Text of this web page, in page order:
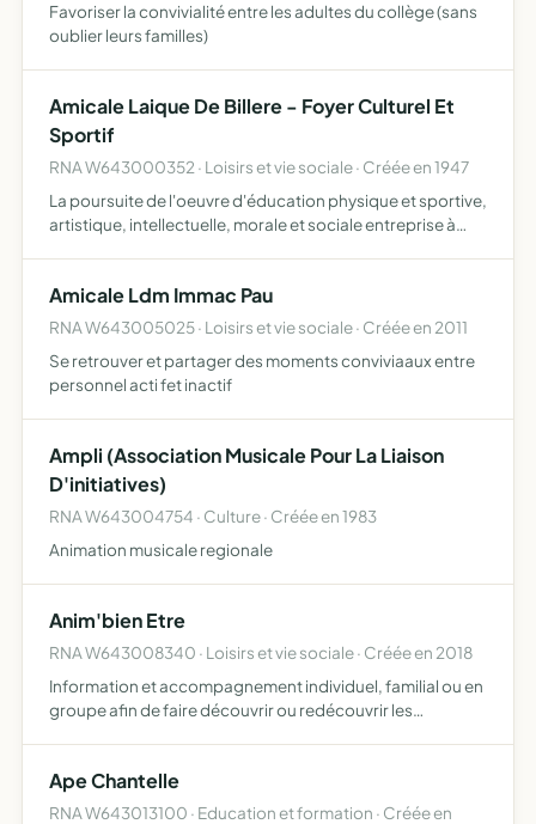
Favoriser la convivialité entre les adultes du collège (sans
oublier leurs familles)
Amicale Laique De Billere - Foyer Culturel Et
Sportif
RNA W643000352 · Loisirs et vie sociale · Créée en 1947
La poursuite de l'oeuvre d'éducation physique et sportive,
artistique, intellectuelle, morale et sociale entreprise à
Amicale Ldm Immac Pau
RNA W643005025 · Loisirs et vie sociale · Créée en 2011
Se retrouver et partager des moments conviviaaux entre
personnel acti fet inactif
Ampli (Association Musicale Pour La Liaison
D'initiatives)
RNA W643004754 · Culture · Créée en 1983
Animation musicale regionale
Anim'bien Etre
RNA W643008340 · Loisirs et vie sociale · Créée en 2018
Information et accompagnement individuel, familial ou en
groupe afin de faire découvrir ou redécouvrir les
profess…
Ape Chantelle
RNA W643013100 · Education et formation · Créée en